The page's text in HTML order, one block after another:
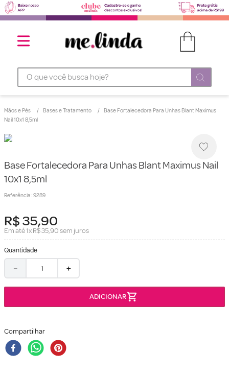
O que você busca hoje?
Mãos e Pés Bases e Tratamento
Base Fortalecedora Para Unhas Blant Maximus
Nail 10x1 8,5ml
Base Fortalecedora Para Unhas Blant Maximus Nail
10x1 8,5ml
Referência: 9289
R$35,90
Em até1xR$35,90sem juros
Quantidade
＋
－
Compartilhar